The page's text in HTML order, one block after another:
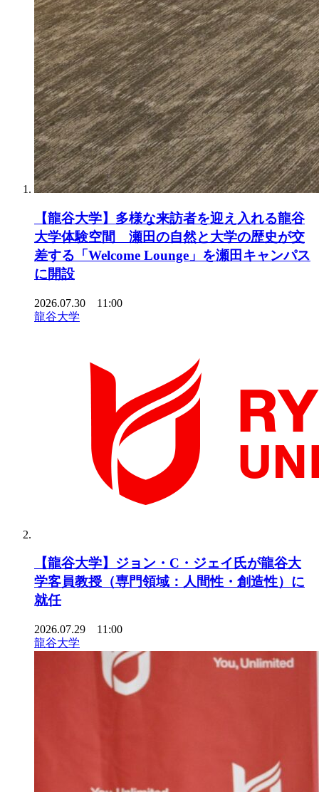
【龍谷大学】多様な来訪者を迎え入れる龍谷
大学体験空間 瀬田の自然と大学の歴史が交
差する「Welcome Lounge」を瀬田キャンパス
に開設
2026.07.30 11:00
龍谷大学
【龍谷大学】ジョン・C・ジェイ氏が龍谷大
学客員教授（専門領域：人間性・創造性）に
就任
2026.07.29 11:00
龍谷大学